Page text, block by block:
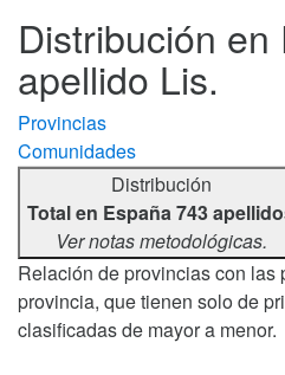
Distribución en
apellido Lis.
Provincias
Comunidades
Distribución
Total en España 743
Ver notas metodológicas.
Relación de provincias con
provincia, que tienen solo de
clasificadas de mayor a menor.